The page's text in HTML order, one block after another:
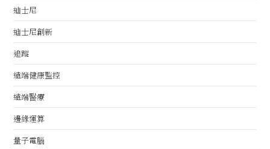
迪士尼
迪士尼創新
追蹤
遠端健康監控
遠端醫療
邊緣運算
量子電腦